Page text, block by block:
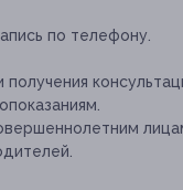
по телефону.